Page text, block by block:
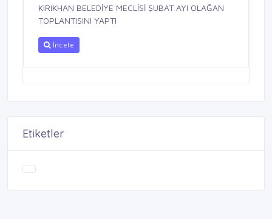
KIRIKHAN BELEDİYE MECLİSİ ŞUBAT AYI OLAĞAN
TOPLANTISINI YAPTI
İncele
Etiketler